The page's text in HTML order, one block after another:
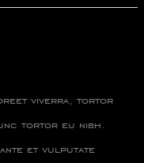
viverra, tortor
tortor eu nibh.
et vulputate